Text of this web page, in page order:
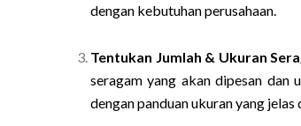
dengan kebutuhan perusahaan.
Tentukan Jumlah & Ukuran
seragam yang akan dipesan dan
dengan panduan ukuran yang